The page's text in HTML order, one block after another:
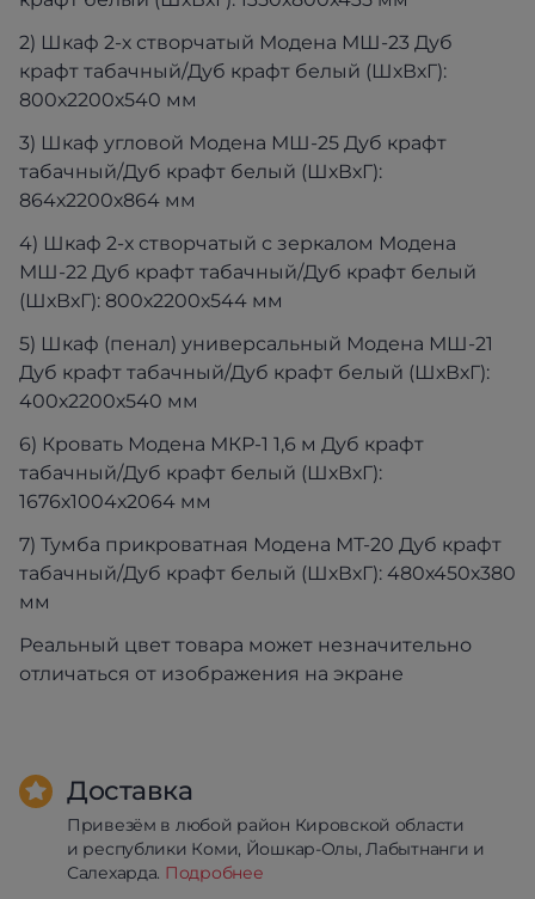
2) Шкаф 2-х створчатый Модена МШ-23 Дуб
крафт табачный/Дуб крафт белый (ШхВхГ):
800х2200х540 мм
3) Шкаф угловой Модена МШ-25 Дуб крафт
табачный/Дуб крафт белый (ШхВхГ):
864х2200х864 мм
4) Шкаф 2-х створчатый с зеркалом Модена
МШ-22 Дуб крафт табачный/Дуб крафт белый
(ШхВхГ): 800х2200х544 мм
5) Шкаф (пенал) универсальный Модена МШ-21
Дуб крафт табачный/Дуб крафт белый (ШхВхГ):
400х2200х540 мм
6) Кровать Модена МКР-1 1,6 м Дуб крафт
табачный/Дуб крафт белый (ШхВхГ):
1676х1004х2064 мм
7) Тумба прикроватная Модена МТ-20 Дуб крафт
табачный/Дуб крафт белый (ШхВхГ): 480х450х380
мм
Реальный цвет товара может незначительно
отличаться от изображения на экране
Доставка
Привезём в любой район Кировской области
и республики Коми, Йошкар-Олы, Лабытнанги и
Салехарда. Подробнее